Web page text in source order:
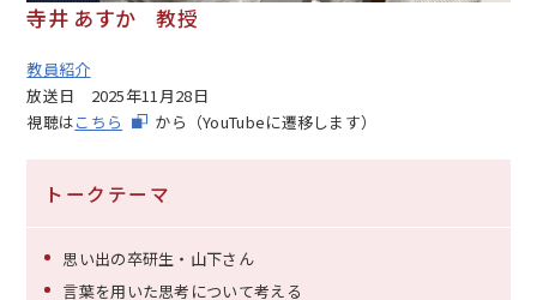
寺井 あすか 教授
教員紹介
放送日 2025年11月28日
視聴はこちら から（YouTubeに遷移します）
トークテーマ
思い出の卒研生・山下さん
言葉を用いた思考について考える